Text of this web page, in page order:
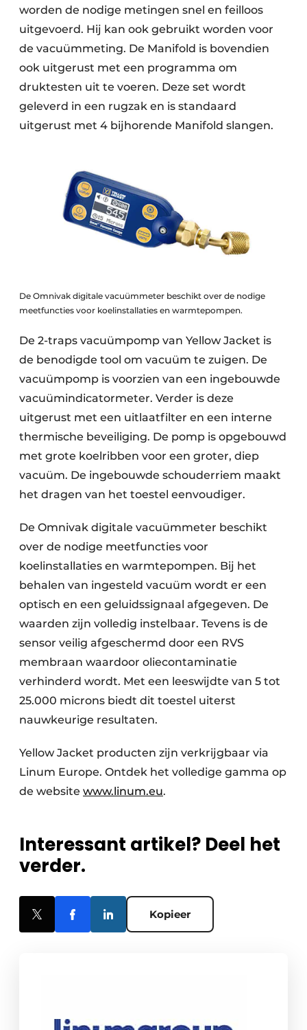
worden de nodige metingen snel en feilloos
uitgevoerd. Hij kan ook gebruikt worden voor
de vacuümmeting. De Manifold is bovendien
ook uitgerust met een programma om
druktesten uit te voeren. Deze set wordt
geleverd in een rugzak en is standaard
uitgerust met 4 bijhorende Manifold slangen.
De Omnivak digitale vacuümmeter beschikt over de nodige
meetfuncties voor koelinstallaties en warmtepompen.
De 2-traps vacuümpomp van Yellow Jacket is
de benodigde tool om vacuüm te zuigen. De
vacuümpomp is voorzien van een ingebouwde
vacuümindicatormeter. Verder is deze
uitgerust met een uitlaatfilter en een interne
thermische beveiliging. De pomp is opgebouwd
met grote koelribben voor een groter, diep
vacuüm. De ingebouwde schouderriem maakt
het dragen van het toestel eenvoudiger.
De Omnivak digitale vacuümmeter beschikt
over de nodige meetfuncties voor
koelinstallaties en warmtepompen. Bij het
behalen van ingesteld vacuüm wordt er een
optisch en een geluidssignaal afgegeven. De
waarden zijn volledig instelbaar. Tevens is de
sensor veilig afgeschermd door een RVS
membraan waardoor oliecontaminatie
verhinderd wordt. Met een leeswijdte van 5 tot
25.000 microns biedt dit toestel uiterst
nauwkeurige resultaten.
Yellow Jacket producten zijn verkrijgbaar via
Linum Europe. Ontdek het volledige gamma op
de website www.linum.eu.
Interessant artikel? Deel het
verder.
Kopieer